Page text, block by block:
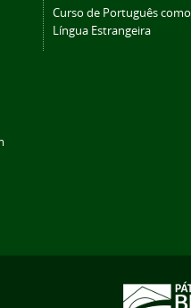
Curso de Português como
Língua Estrangeira